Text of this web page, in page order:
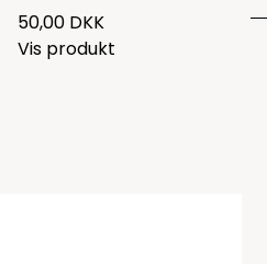
50,00 DKK
Vis produkt